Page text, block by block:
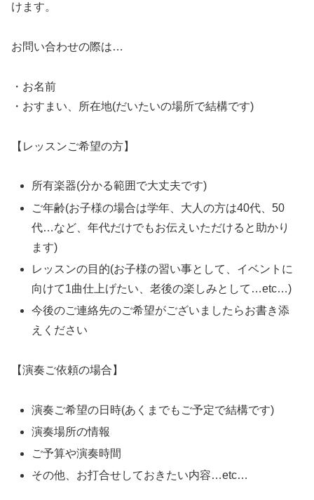
けます。
お問い合わせの際は…
・お名前
・おすまい、所在地(だいたいの場所で結構です)
【レッスンご希望の方】
所有楽器(分かる範囲で大丈夫です)
ご年齢(お子様の場合は学年、大人の方は40代、50
代…など、年代だけでもお伝えいただけると助かり
ます)
レッスンの目的(お子様の習い事として、イベントに
向けて1曲仕上げたい、老後の楽しみとして…etc…)
今後のご連絡先のご希望がございましたらお書き添
えください
【演奏ご依頼の場合】
演奏ご希望の日時(あくまでもご予定で結構です)
演奏場所の情報
ご予算や演奏時間
その他、お打合せしておきたい内容…etc…